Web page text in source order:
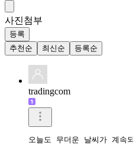
사진첨부
등록
추천순
최신순 등록순
tradingcom
오늘도 무더운 날씨가 계속